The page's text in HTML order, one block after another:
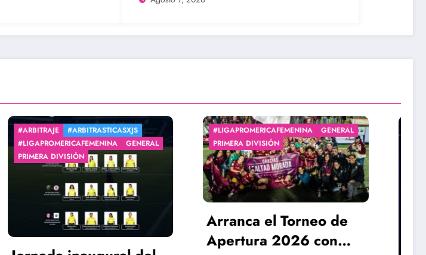
#LIGAPROMERICAFEMENINA
PRIMERA DIVISIÓN
Arranca el Torneo de
Apertura 2026 con
#LEGIONARIASXJS
#LIGABBVAFEMENIL